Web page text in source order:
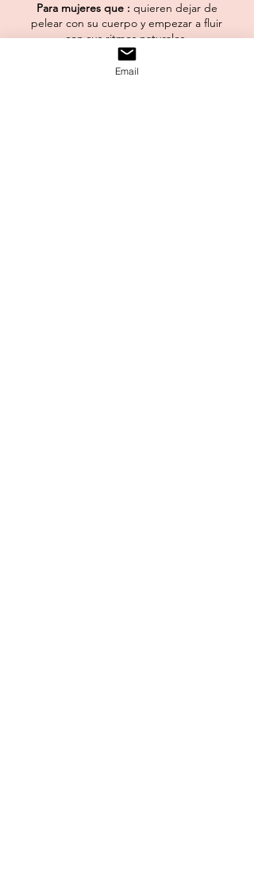
Para mujeres que : quieren dejar de
pelear con su cuerpo y empezar a fluir
con sus ritmos naturales.
Email